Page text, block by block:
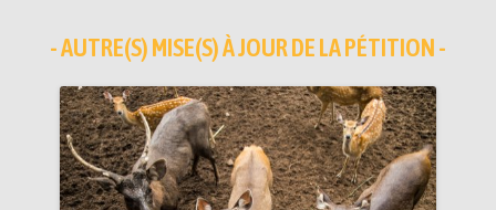
- AUTRE(S) MISE(S) À JOUR DE LA PÉTITION -